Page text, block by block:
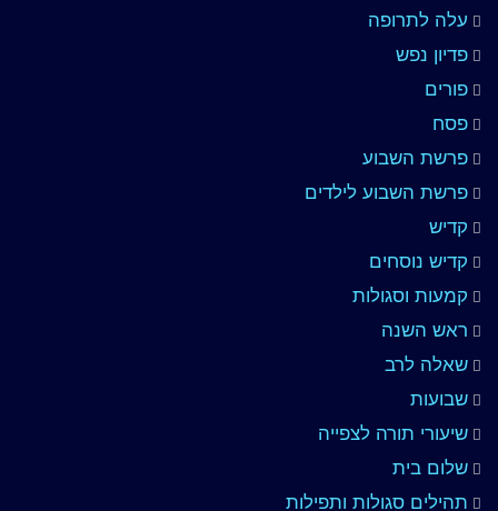
עלה לתרופה
פדיון נפש
פורים
פסח
פרשת השבוע
פרשת השבוע לילדים
קדיש
קדיש נוסחים
קמעות וסגולות
ראש השנה
שאלה לרב
שבועות
שיעורי תורה לצפייה
שלום בית
תהילים סגולות ותפילות